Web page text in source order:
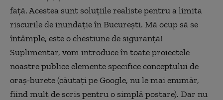
față. Acestea sunt soluțiile realiste pentru a limita
riscurile de inundație în București. Mă ocup să se
întâmple, este o chestiune de siguranță!
Suplimentar, vom introduce în toate proiectele
noastre publice elemente specifice conceptului de
oraș-burete (căutați pe Google, nu le mai enumăr,
fiind mult de scris pentru o simplă postare). Dar nu